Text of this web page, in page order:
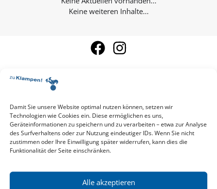
Damit Sie unsere Website optimal nutzen können, setzen wir
Technologien wie Cookies ein. Diese ermöglichen es uns,
Geräteinformationen zu speichern und zu verarbeiten – etwa zur Analyse
des Surfverhaltens oder zur Nutzung eindeutiger IDs. Wenn Sie nicht
zustimmen oder Ihre Einwilligung später widerrufen, kann dies die
Funktionalität der Seite einschränken.
Alle akzeptieren
Keine weiteren Inhalte...
Aktuelle Vorschau
Entdecken Sie das aktuelle zu-Klampen!-Verlagsprogramm.
Hier finden Sie die Verlagsvorschau – einfach direkt online
reinlesen oder herunterladen.
Download: Vorschau zu Klampen! Herbst 2026
Mehr aktuelle Vorschauen ansehen
News zu aktuellen Neuheiten und Nachrichten im zu Klampen!
Verlag – jederzeit wieder abbestellbar.